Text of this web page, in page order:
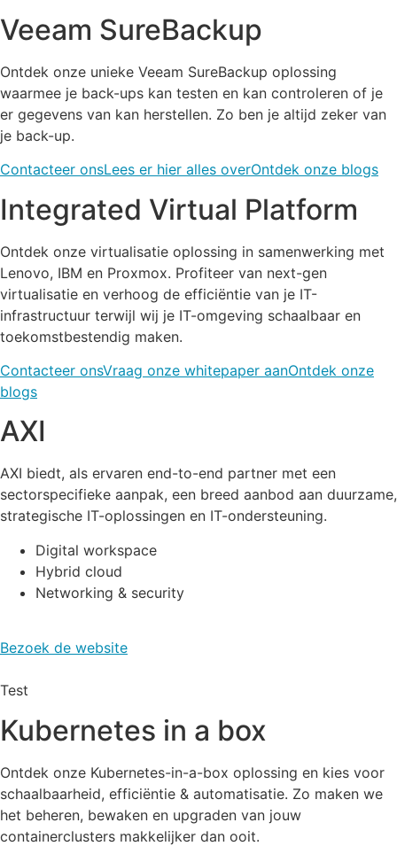
Veeam SureBackup
Ontdek onze unieke Veeam SureBackup oplossing
waarmee je back-ups kan testen en kan controleren of je
er gegevens van kan herstellen. Zo ben je altijd zeker van
je back-up.
Contacteer onsLees er hier alles overOntdek onze blogs
Integrated Virtual Platform
Ontdek onze virtualisatie oplossing in samenwerking met
Lenovo, IBM en Proxmox. Profiteer van next-gen
virtualisatie en verhoog de efficiëntie van je IT-
infrastructuur terwijl wij je IT-omgeving schaalbaar en
toekomstbestendig maken.
Contacteer onsVraag onze whitepaper aanOntdek onze
blogs
AXI
AXI biedt, als ervaren end-to-end partner met een
sectorspecifieke aanpak, een breed aanbod aan duurzame,
strategische IT-oplossingen en IT-ondersteuning.
Digital workspace
Hybrid cloud
Networking & security
Bezoek de website
Test
Kubernetes in a box
Ontdek onze Kubernetes-in-a-box oplossing en kies voor
schaalbaarheid, efficiëntie & automatisatie. Zo maken we
het beheren, bewaken en upgraden van jouw
containerclusters makkelijker dan ooit.